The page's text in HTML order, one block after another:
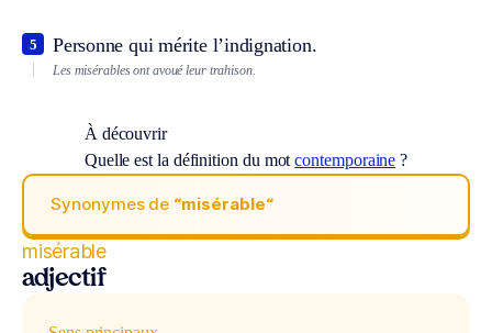
Personne qui mérite l’indignation.
5
Les misérables ont avoué leur trahison.
À découvrir
Quelle est la définition du motcontemporaine ?
Synonymes de “misérable“
misérable
adjectif